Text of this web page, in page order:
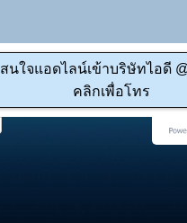
สนใจแอดไลน์เข้าบริษัทไอดี
คลิกเพื่อโทร